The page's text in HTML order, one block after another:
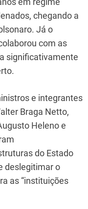
chegando a
Já o
com as
significativamente
e integrantes
Braga Netto,
Heleno e
do Estado
deslegitimar o
as “instituições